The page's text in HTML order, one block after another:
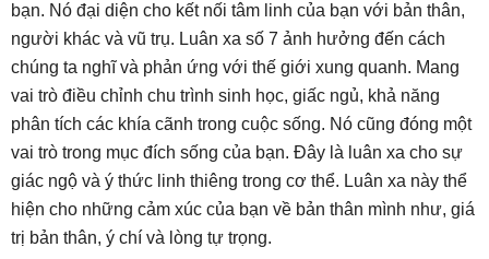
bạn. Nó đại diện cho kết nối tâm linh của bạn với bản thân,
người khác và vũ trụ. Luân xa số 7 ảnh hưởng đến cách
chúng ta nghĩ và phản ứng với thế giới xung quanh. Mang
vai trò điều chỉnh chu trình sinh học, giấc ngủ, khả năng
phân tích các khía cãnh trong cuộc sống. Nó cũng đóng một
vai trò trong mục đích sống của bạn. Đây là luân xa cho sự
giác ngộ và ý thức linh thiêng trong cơ thể. Luân xa này thể
hiện cho những cảm xúc của bạn về bản thân mình như, giá
trị bản thân, ý chí và lòng tự trọng.